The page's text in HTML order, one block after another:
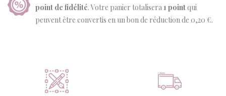
point de fidélité. Votre panier totalisera 1 pointqui
peuvent être convertis en un bon de réduction de 0,20 €.